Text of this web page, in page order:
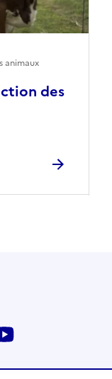
des
animaux
sur Facebook
sur